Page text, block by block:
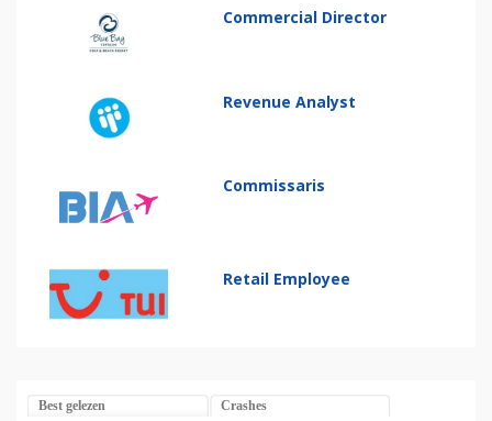
Commercial Director
Revenue Analyst
Commissaris
Retail Employee
Best gelezen Crashes